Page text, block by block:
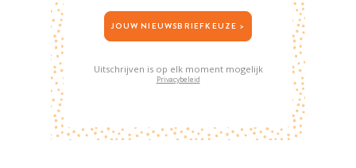
JOUW NIEUWSBRIEFKEUZE >
Uitschrijven is op elk moment mogelijk
Privacybeleid